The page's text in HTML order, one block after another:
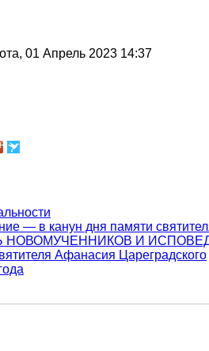
01 Апрель 2023 14:37
— в канун дня памяти
НОВОМУЧЕННИКОВ И
Афанасия Цареградского